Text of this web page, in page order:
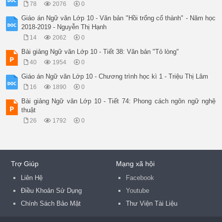
78 2076 0
Giáo án Ngữ văn Lớp 10 - Văn bản "Hồi trống cổ thành" - Năm học
2018-2019 - Nguyễn Thị Hạnh
14 2062 0
Bài giảng Ngữ văn Lớp 10 - Tiết 38: Văn bản "Tỏ lòng"
40 1954 0
Giáo án Ngữ văn Lớp 10 - Chương trình học kì 1 - Triệu Thị Lâm
16 1890 0
Bài giảng Ngữ văn Lớp 10 - Tiết 74: Phong cách ngôn ngữ nghệ
thuật
26 1792 0
Trợ Giúp
Liên Hệ
Điều Khoản Sử Dụng
Chính Sách Bảo Mật
Mạng xã hội
Facebook
Youtube
Thư Viện Tài Liệu